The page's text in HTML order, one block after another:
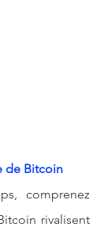
de Bitcoin
comprenez
rivalisent